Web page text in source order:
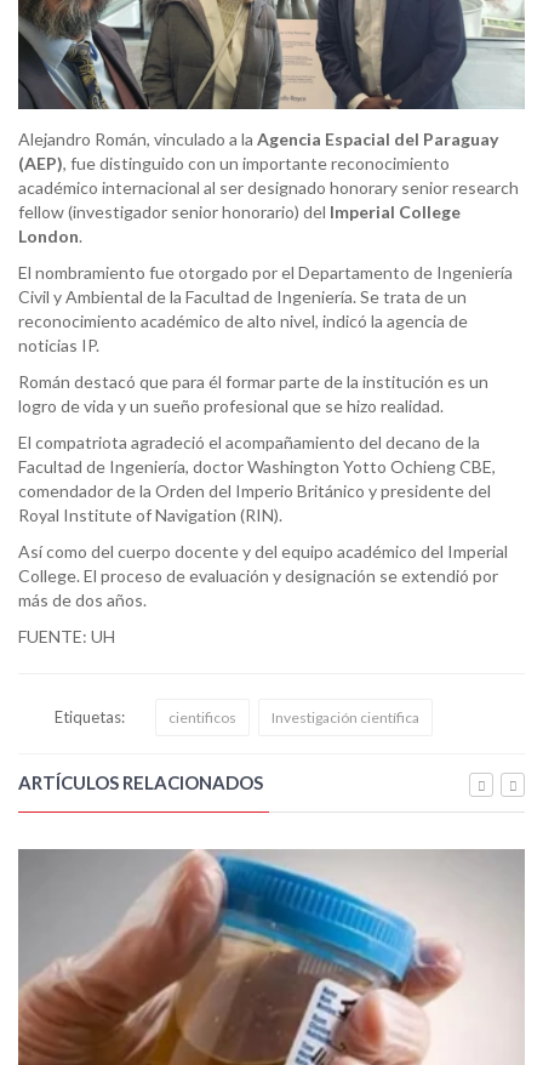
Alejandro Román, vinculado a la Agencia Espacial del Paraguay
(AEP), fue distinguido con un importante reconocimiento
académico internacional al ser designado honorary senior research
fellow (investigador senior honorario) del Imperial College
London.
El nombramiento fue otorgado por el Departamento de Ingeniería
Civil y Ambiental de la Facultad de Ingeniería. Se trata de un
reconocimiento académico de alto nivel, indicó la agencia de
noticias IP.
Román destacó que para él formar parte de la institución es un
logro de vida y un sueño profesional que se hizo realidad.
El compatriota agradeció el acompañamiento del decano de la
Facultad de Ingeniería, doctor Washington Yotto Ochieng CBE,
comendador de la Orden del Imperio Británico y presidente del
Royal Institute of Navigation (RIN).
Así como del cuerpo docente y del equipo académico del Imperial
College. El proceso de evaluación y designación se extendió por
más de dos años.
FUENTE: UH
Etiquetas: cientificos Investigación científica
ARTÍCULOS RELACIONADOS